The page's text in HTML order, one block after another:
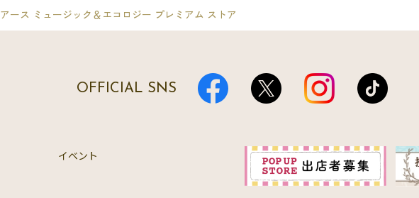
アース ミュージック＆エコロジー プレミアム ストア
OFFICIAL SNS
イベント